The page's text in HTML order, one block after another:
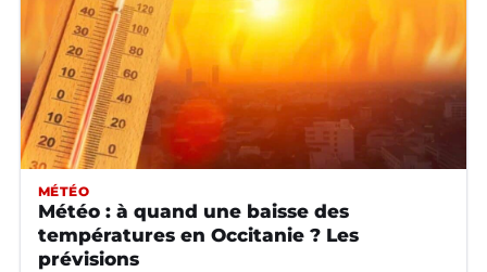
MÉTÉO
Météo : à quand une baisse des
températures en Occitanie ? Les
prévisions